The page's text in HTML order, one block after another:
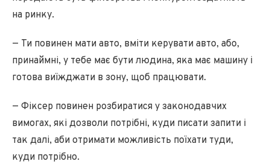
на ринку.
— Ти повинен мати авто, вміти керувати авто, або,
принаймні, у тебе має бути людина, яка має машину і
готова виїжджати в зону, щоб працювати.
— Фіксер повинен розбиратися у законодавчих
вимогах, які дозволи потрібні, куди писати запити і
так далі, аби отримати можливість поїхати туди,
куди потрібно.